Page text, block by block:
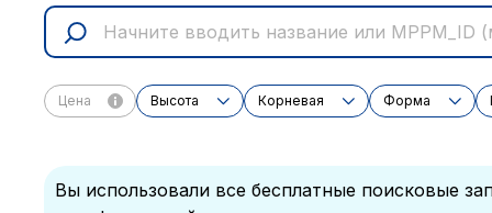
Цена Высота Корневая Форма
Вы использовали все бесплатные поисковые